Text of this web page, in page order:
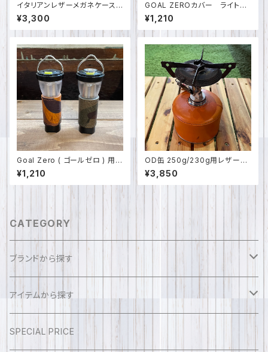
イタリアンレザーメガネケース
日本製 SPZ-1686
¥3,300
GOAL ZEROカバー ライトハ
ウスマイクロ ライトハウスマイ
クロフラッシュ ランタン キャ
ンプ
¥1,210
Goal Zero ( ゴールゼロ ) 用
迷彩柄レザーカバー イタリアン
レザー 日本製 SPO-028
¥1,210
OD缶 250g/230g用レザーカ
バー 栃木レザー 日本製 SPO-
029
¥3,850
CATEGORY
ブランドから探す
sense of fun sola
ふえるとフレンズ
アイテムから探す
アクセサリー
SPECIAL PRICE